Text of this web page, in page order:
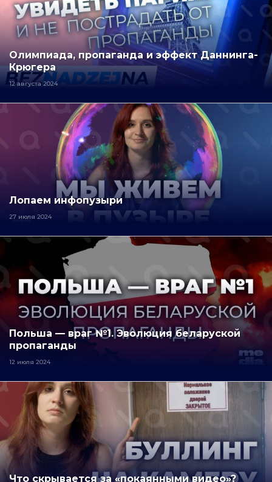
Олимпиада, пропаганда и эффект Даннинга-
Крюгера
12 августа 2024
Лопаем инфопузыри
27 июля 2024
Польша — враг №1. Эволюция беларуской
пропаганды
12 июля 2024
Что скрывается за «покаянными видео»?